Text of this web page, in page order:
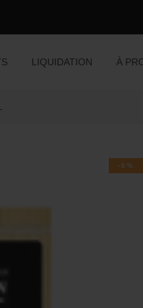
LIQUIDATION À
-6%